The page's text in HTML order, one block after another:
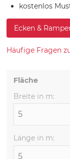
kostenlos
Ecken &
Häufige Fragen
Fläche
Breite in m:
Länge in m: